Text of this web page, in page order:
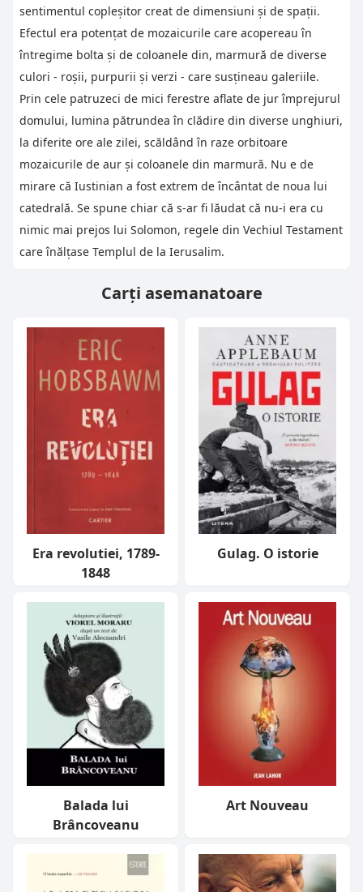
sentimentul copleşitor creat de dimensiuni şi de spaţii.
Efectul era potenţat de mozaicurile care acopereau în
întregime bolta şi de coloanele din, marmură de diverse
culori - roşii, purpurii şi verzi - care susţineau galeriile.
Prin cele patruzeci de mici ferestre aflate de jur împrejurul
domului, lumina pătrundea în clădire din diverse unghiuri,
la diferite ore ale zilei, scăldând în raze orbitoare
mozaicurile de aur şi coloanele din marmură. Nu e de
mirare că Iustinian a fost extrem de încântat de noua lui
catedrală. Se spune chiar că s-ar fi lăudat că nu-i era cu
nimic mai prejos lui Solomon, regele din Vechiul Testament
care înălţase Templul de la Ierusalim.
Carți asemanatoare
Era revolutiei, 1789-
1848
Gulag. O istorie
Balada lui
Brâncoveanu
Art Nouveau